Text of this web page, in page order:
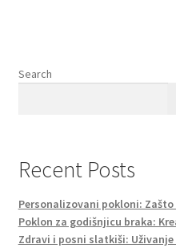
Search
Recent Posts
Personalizovani pokloni: Zašto
Poklon za godišnjicu braka:
Zdravi i posni slatkiši: